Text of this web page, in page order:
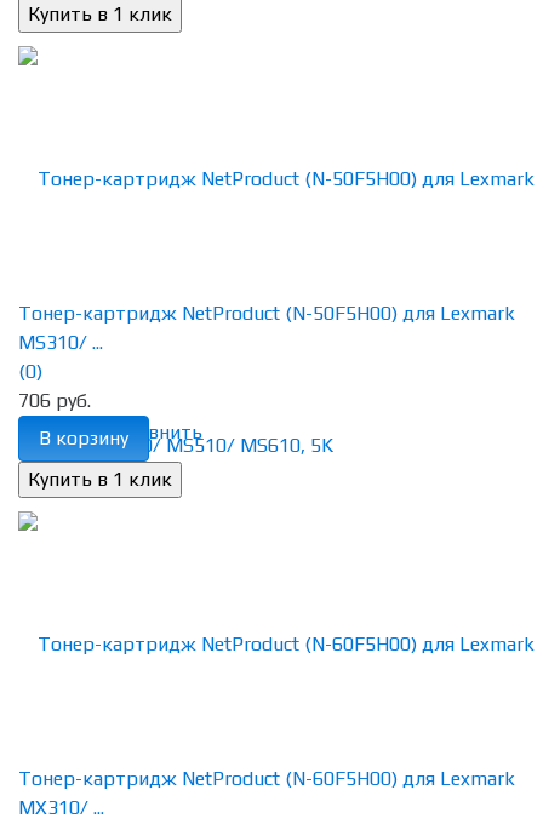
избранное сравнить
Тонер-картридж NetProduct (N-50F5H00) для Lexmark
MS310/ ...
(0)
706 руб.
В корзину
Тонер-картридж NetProduct (N-60F5H00) для Lexmark
MX310/ ...